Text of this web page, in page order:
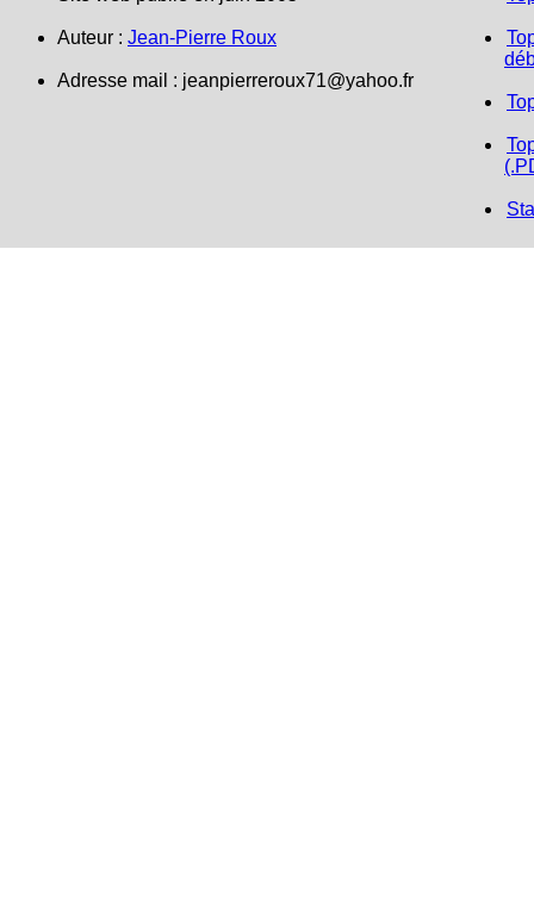
Auteur : Jean-Pierre Roux
Adresse mail : jeanpierreroux71@yahoo.fr